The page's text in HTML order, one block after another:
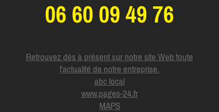
06 60 09 49 76
Retrouvez dès à présent sur notre site Web toute
l'actualité de notre entreprise.
abc local
www.pages-24.fr
MAPS